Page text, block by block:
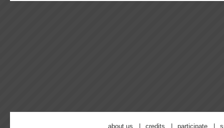
about us credits participate